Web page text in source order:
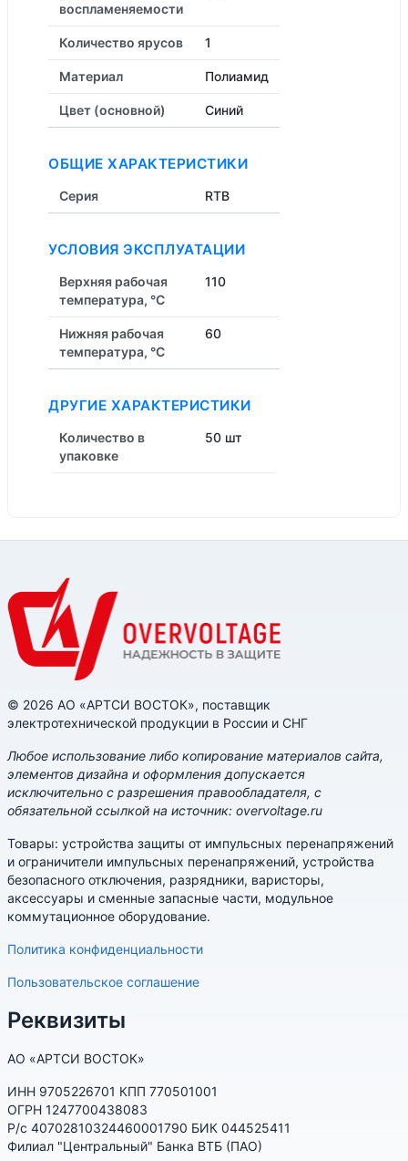
воспламеняемости
Количество ярусов 1
Материал Полиамид
Цвет (основной) Синий
ОБЩИЕ ХАРАКТЕРИСТИКИ
Серия RTB
УСЛОВИЯ ЭКСПЛУАТАЦИИ
Верхняя рабочая
температура, °C
110
Нижняя рабочая
температура, °C
60
ДРУГИЕ ХАРАКТЕРИСТИКИ
Количество в
упаковке
50 шт
© 2026 АО «АРТСИ ВОСТОК», поставщик
электротехнической продукции в России и СНГ
Любое использование либо копирование материалов сайта,
элементов дизайна и оформления допускается
исключительно с разрешения правообладателя, с
обязательной ссылкой на источник: overvoltage.ru
Товары: устройства защиты от импульсных перенапряжений
и ограничители импульсных перенапряжений, устройства
безопасного отключения, разрядники, варисторы,
аксессуары и сменные запасные части, модульное
коммутационное оборудование.
Политика конфиденциальности
Пользовательское соглашение
Реквизиты
АО «АРТСИ ВОСТОК»
ИНН 9705226701 КПП 770501001
ОГРН 1247700438083
Р/с 40702810324460001790 БИК 044525411
Филиал "Центральный" Банка ВТБ (ПАО)